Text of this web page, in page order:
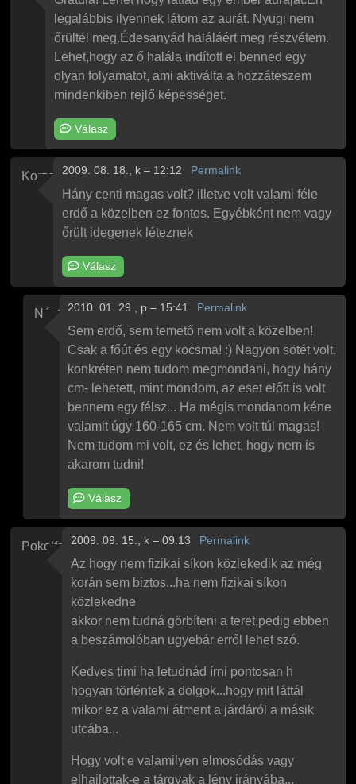
legalábbis ilyennek látom az aurát. Nyugi nem
őrültél meg.Édesanyád haláláért meg részvétem.
Lehet,hogy az ő halála indított el benned egy
olyan folyamatot, ami aktiválta a hozzáteszem
mindenkiben rejlő képességet.
Válasz
Korzo 2009. 08. 18., k – 12:12 Permalink
Hány centi magas volt? illetve volt valami féle
erdő a közelben ez fontos. Egyébként nem vagy
őrült idegenek léteznek
Válasz
Névtelen
VálaszKorzo Hány centi magas volt?üzenetére
2010. 01. 29., p – 15:41 Permalink
Sem erdő, sem temető nem volt a közelben!
Csak a főút és egy kocsma! :) Nagyon sötét volt,
konkréten nem tudom megmondani, hogy hány
cm- lehetett, mint mondom, az eset előtt is volt
bennem egy félsz... Ha mégis mondanom kéne
valamit úgy 160-165 cm. Nem volt túl magas!
Nem tudom mi volt, ez és lehet, hogy nem is
akarom tudni!
Válasz
Pokolfajzat2009. 09. 15., k – 09:13 Permalink
Az hogy nem fizikai síkon közlekedik az még
korán sem biztos...ha nem fizikai síkon
közlekedne
akkor nem tudná görbíteni a teret,pedig ebben
a beszámolóban ugyebár erről lehet szó.
Kedves timi ha letudnád írni pontosan h
hogyan történtek a dolgok...hogy mit láttál
mikor ez a valami átment a járdáról a másik
utcába...
Hogy volt e valamilyen elmosódás vagy
elhajlottak-e a tárgyak a lény irányába...